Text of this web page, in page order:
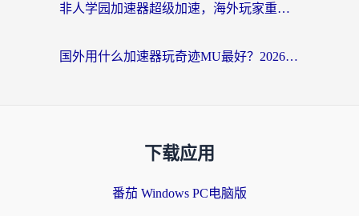
非人学园加速器超级加速，海外玩家重返国服的通行证
国外用什么加速器玩奇迹MU最好？2026海外玩家国服游戏加速全攻略
下载应用
番茄 Windows PC电脑版